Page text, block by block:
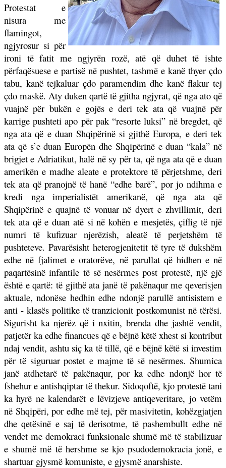
Protestat e
nisura me
flamingot,
ngjyrosur si për
ironi të fatit me ngjyrën rozë, atë që duhet të ishte
përfaqësuese e partisë në pushtet, tashmë e kanë thyer çdo
tabu, kanë tejkaluar çdo paramendim dhe kanë flakur tej
çdo maskë. Aty duken qartë të gjitha ngjyrat, që nga ato që
vuajnë për bukën e gojës e deri tek ata që vuajnë për
karrige pushteti apo për pak “resorte luksi” në bregdet, që
nga ata që e duan Shqipërinë si gjithë Europa, e deri tek
ata që s’e duan Europën dhe Shqipërinë e duan “kala” në
brigjet e Adriatikut, halë në sy për ta, që nga ata që e duan
amerikën e madhe aleate e protektore të përjetshme, deri
tek ata që pranojnë të hanë “edhe barë”, por jo ndihma e
kredi nga imperialistët amerikanë, që nga ata që
Shqipërinë e quajnë të vonuar në dyert e zhvillimit, deri
tek ata që e duan atë si në kohën e mesjetës, çiflig të një
numri të kufizuar njerëzish, aleatë të perjetshëm të
pushteteve. Pavarësisht heterogjenitetit të tyre të dukshëm
edhe në fjalimet e oratorëve, në parullat që hidhen e në
paqartësinë infantile të së nesërmes post protestë, një gjë
është e qartë: të gjithë ata janë të pakënaqur me qeverisjen
aktuale, ndonëse hedhin edhe ndonjë parullë antisistem e
anti - klasës politike të tranzicionit postkomunist në tërësi.
Sigurisht ka njerëz që i nxitin, brenda dhe jashtë vendit,
patjetër ka edhe financues që e bëjnë këtë xhest si kontribut
ndaj vendit, ashtu siç ka të tillë, që e bëjnë këtë si investim
për të siguruar postet e majme të së nesërmes. Shumica
janë atdhetarë të pakënaqur, por ka edhe ndonjë hor të
fshehur e antishqiptar të thekur. Sidoqoftë, kjo protestë tani
ka hyrë ne kalendarët e lëvizjeve antiqeveritare, jo vetëm
në Shqipëri, por edhe më tej, për masivitetin, kohëzgjatjen
dhe qetësinë e saj të derisotme, të pashembullt edhe në
vendet me demokraci funksionale shumë më të stabilizuar
e shumë më të hershme se kjo psudodemokracia jonë, e
shartuar gjysmë komuniste, e gjysmë anarshiste.